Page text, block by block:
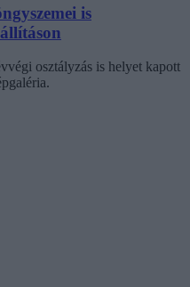
is
osztályzás is helyet kapott